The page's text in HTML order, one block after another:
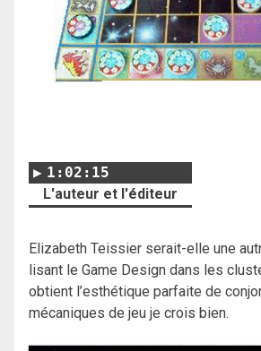
1:02:15
L'auteur et l'éditeur
Elizabeth Teissier serait-elle une
lisant le Game Design dans les
obtient l’esthétique parfaite de
mécaniques de jeu je crois bien.